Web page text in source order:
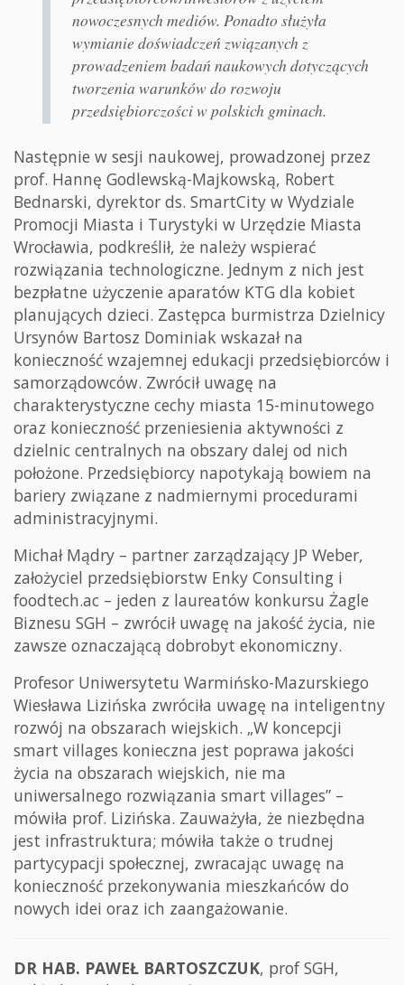
nowoczesnych mediów. Ponadto służyła
wymianie doświadczeń związanych z
prowadzeniem badań naukowych dotyczących
tworzenia warunków do rozwoju
przedsiębiorczości w polskich gminach.
Następnie w sesji naukowej, prowadzonej przez
prof. Hannę Godlewską-Majkowską, Robert
Bednarski, dyrektor ds. SmartCity w Wydziale
Promocji Miasta i Turystyki w Urzędzie Miasta
Wrocławia, podkreślił, że należy wspierać
rozwiązania technologiczne. Jednym z nich jest
bezpłatne użyczenie aparatów KTG dla kobiet
planujących dzieci. Zastępca burmistrza Dzielnicy
Ursynów Bartosz Dominiak wskazał na
konieczność wzajemnej edukacji przedsiębiorców i
samorządowców. Zwrócił uwagę na
charakterystyczne cechy miasta 15-minutowego
oraz konieczność przeniesienia aktywności z
dzielnic centralnych na obszary dalej od nich
położone. Przedsiębiorcy napotykają bowiem na
bariery związane z nadmiernymi procedurami
administracyjnymi.
Michał Mądry – partner zarządzający JP Weber,
założyciel przedsiębiorstw Enky Consulting i
foodtech.ac – jeden z laureatów konkursu Żagle
Biznesu SGH – zwrócił uwagę na jakość życia, nie
zawsze oznaczającą dobrobyt ekonomiczny.
Profesor Uniwersytetu Warmińsko-Mazurskiego
Wiesława Lizińska zwróciła uwagę na inteligentny
rozwój na obszarach wiejskich. „W koncepcji
smart villages konieczna jest poprawa jakości
życia na obszarach wiejskich, nie ma
uniwersalnego rozwiązania smart villages” –
mówiła prof. Lizińska. Zauważyła, że niezbędna
jest infrastruktura; mówiła także o trudnej
partycypacji społecznej, zwracając uwagę na
konieczność przekonywania mieszkańców do
nowych idei oraz ich zaangażowanie.
DR HAB. PAWEŁ BARTOSZCZUK, prof SGH,